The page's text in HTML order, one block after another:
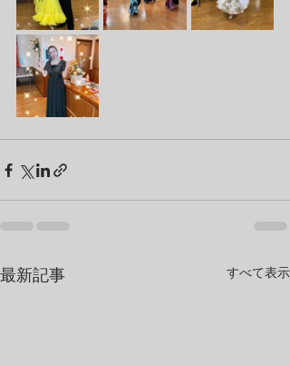
最新記事 すべて表示